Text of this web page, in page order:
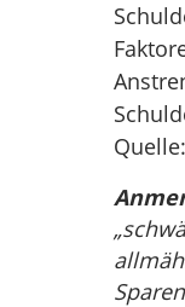
Quelle: